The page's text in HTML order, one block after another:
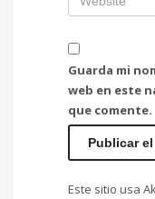
Guarda mi
web en este
que comente.
Este sitio usa